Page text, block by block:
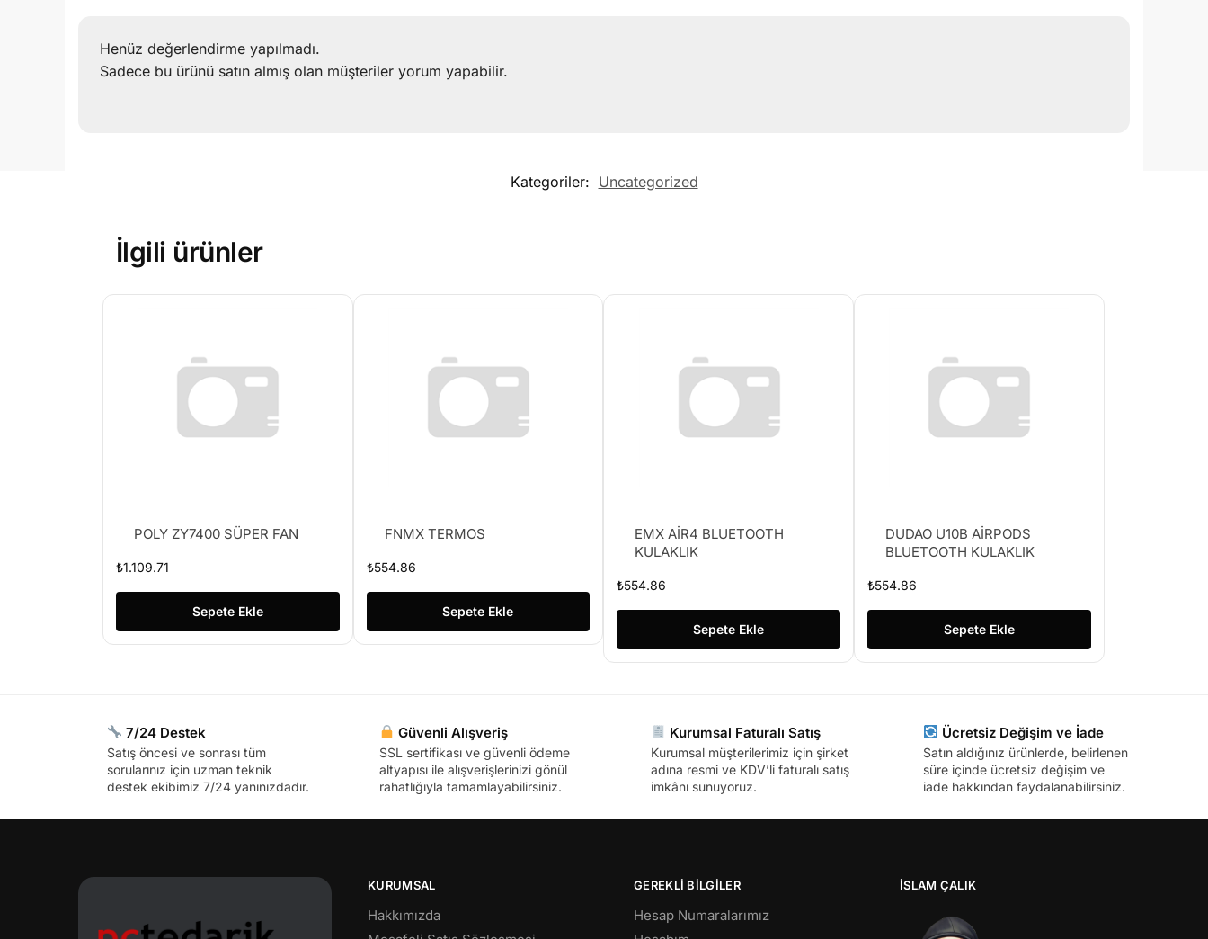
Henüz değerlendirme yapılmadı.
Sadece bu ürünü satın almış olan müşteriler yorum yapabilir.
Kategoriler: Uncategorized
İlgili ürünler
POLY ZY7400 SÜPER FAN
₺1.109.71
Sepete Ekle
FNMX TERMOS
₺554.86
Sepete Ekle
EMX AİR4 BLUETOOTH
KULAKLIK
₺554.86
Sepete Ekle
DUDAO U10B AİRPODS
BLUETOOTH KULAKLIK
₺554.86
Sepete Ekle
7/24 Destek
Satış öncesi ve sonrası tüm
sorularınız için uzman teknik
destek ekibimiz 7/24 yanınızdadır.
Güvenli Alışveriş
SSL sertifikası ve güvenli ödeme
altyapısı ile alışverişlerinizi gönül
rahatlığıyla tamamlayabilirsiniz.
Kurumsal Faturalı Satış
Kurumsal müşterilerimiz için şirket
adına resmi ve KDV’li faturalı satış
imkânı sunuyoruz.
Ücretsiz Değişim ve İade
Satın aldığınız ürünlerde, belirlenen
süre içinde ücretsiz değişim ve
iade hakkından faydalanabilirsiniz.
KURUMSAL
Hakkımızda
GEREKLİ BİLGİLER
Hesap Numaralarımız
İSLAM ÇALIK